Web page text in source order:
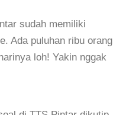
sudah memiliki
Ada puluhan ribu orang
loh! Yakin nggak